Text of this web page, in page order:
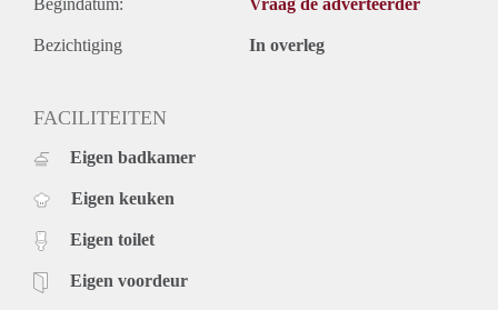
Bezichtiging In overleg
FACILITEITEN
Eigen badkamer
Eigen keuken
Eigen toilet
Eigen voordeur